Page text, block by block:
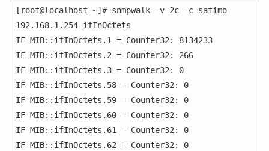
[root@localhost ~]# snmpwalk -v 2c -c satimo
192.168.1.254 ifInOctets
IF-MIB::ifInOctets.1 = Counter32: 8134233
IF-MIB::ifInOctets.2 = Counter32: 266
IF-MIB::ifInOctets.3 = Counter32: 0
IF-MIB::ifInOctets.58 = Counter32: 0
IF-MIB::ifInOctets.59 = Counter32: 0
IF-MIB::ifInOctets.60 = Counter32: 0
IF-MIB::ifInOctets.61 = Counter32: 0
IF-MIB::ifInOctets.62 = Counter32: 0